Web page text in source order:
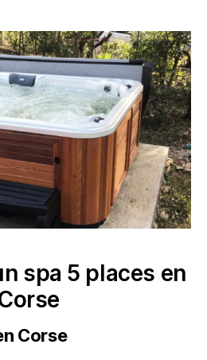
spa 5 places en
Corse